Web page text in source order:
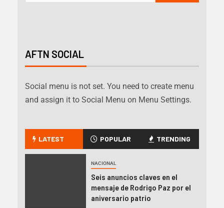
AFTN SOCIAL
Social menu is not set. You need to create menu
and assign it to Social Menu on Menu Settings.
LATEST POPULAR TRENDING
NACIONAL
Seis anuncios claves en el
mensaje de Rodrigo Paz por el
aniversario patrio